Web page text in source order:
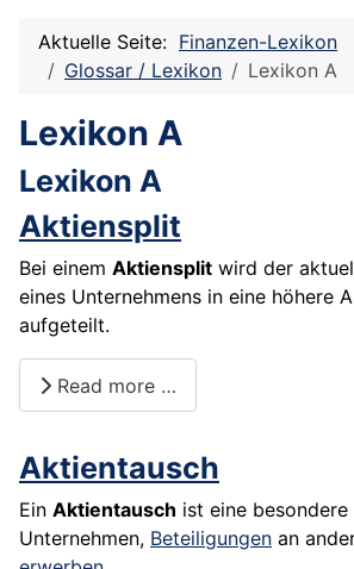
Aktuelle Seite: Finanzen-Lexikon
Glossar / Lexikon
Lexikon A
Lexikon A
Lexikon A
Aktiensplit
Bei einem Aktiensplit wird der
eines Unternehmens in eine höhere
aufgeteilt.
Read more …
Aktientausch
Ein Aktientausch ist eine
Unternehmen, Beteiligungen an